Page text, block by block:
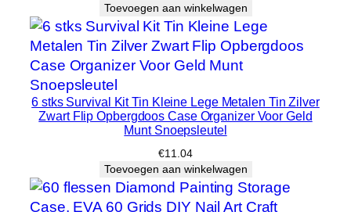
z
e
r
v
o
h
o
Toevoegen aan winkelwagen
6 stks Survival Kit Tin Kleine Lege Metalen Tin Zilver
Zwart Flip Opbergdoos Case Organizer Voor Geld
Munt Snoepsleutel
€11.04
Toevoegen aan winkelwagen